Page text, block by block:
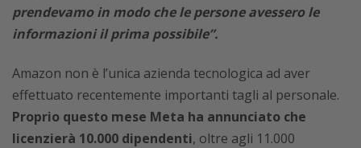
prendevamo in modo che le persone avessero le
informazioni il prima possibile”.
Amazon non è l’unica azienda tecnologica ad aver
effettuato recentemente importanti tagli al personale.
Proprio questo mese Meta ha annunciato che
licenzierà 10.000 dipendenti, oltre agli 11.000